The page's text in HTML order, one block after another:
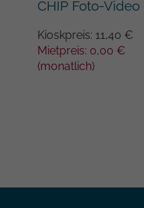
CHIP Foto-Video
Kioskpreis: 11,40 €
Mietpreis: 0,00 €
(monatlich)